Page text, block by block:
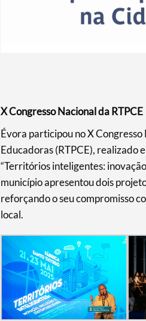
X Congresso Nacional da RTPCE
Évora participou no X
Educadoras (RTPCE), realizado
“Territórios inteligentes:
município apresentou dois
reforçando o seu compromisso
local.